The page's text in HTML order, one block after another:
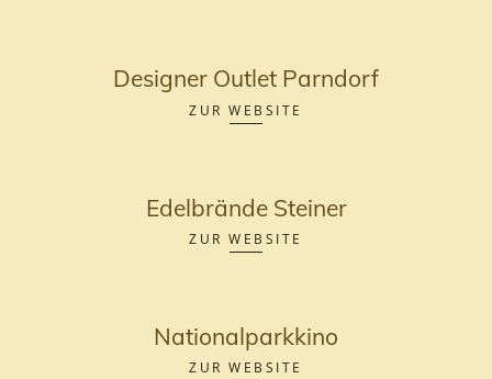
Designer Outlet Parndorf
ZUR WEBSITE
Edelbrände Steiner
ZUR WEBSITE
Nationalparkkino
ZUR WEBSITE